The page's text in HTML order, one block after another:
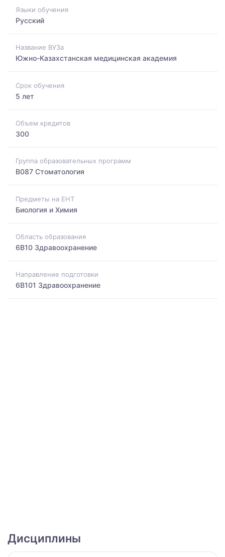
Языки обучения
Русский
Название ВУЗа
Южно-Казахстанская медицинская академия
Срок обучения
5 лет
Объем кредитов
300
Группа образовательных программ
B087 Стоматология
Предметы на ЕНТ
Биология и Химия
Область образования
6B10 Здравоохранение
Направление подготовки
6B101 Здравоохранение
Дисциплины